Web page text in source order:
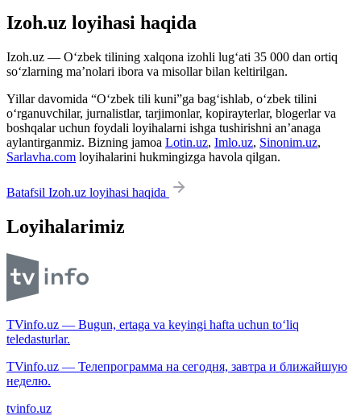
Izoh.uz loyihasi haqida
Izoh.uz — O‘zbek tilining xalqona izohli lug‘ati 35 000 dan ortiq
so‘zlarning ma’nolari ibora va misollar bilan keltirilgan.
Yillar davomida “O‘zbek tili kuni”ga bag‘ishlab, o‘zbek tilini
o‘rganuvchilar, jurnalistlar, tarjimonlar, kopirayterlar, blogerlar va
boshqalar uchun foydali loyihalarni ishga tushirishni an’anaga
aylantirganmiz. Bizning jamoa Lotin.uz, Imlo.uz, Sinonim.uz,
Sarlavha.com loyihalarini hukmingizga havola qilgan.
Batafsil Izoh.uz loyihasi haqida
Loyihalarimiz
TVinfo.uz — Bugun, ertaga va keyingi hafta uchun to‘liq
teledasturlar.
TVinfo.uz — Телепрограмма на сегодня, завтра и ближайшую
неделю.
tvinfo.uz